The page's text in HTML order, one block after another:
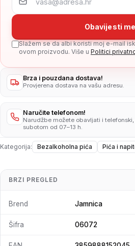
Obavijesti me
Slažem se da albi koristi moj e-mail
ovom proizvodu. Više u Politici
Brza i pouzdana dostava!
Provjerena dostava na vašu adresu.
Naručite telefonom!
Narudžbe možete obavljati i
subotom od 07–13 h.
Kategorija: Bezalkoholna pića Pića i
BRZI PREGLED
Brend Jamnica
Šifra 06072